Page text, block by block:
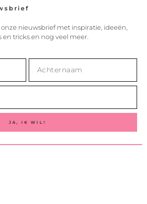
nieuwsbrief met inspiratie, ideeën,
en tricks en nog veel meer.
JA, IK WIL!